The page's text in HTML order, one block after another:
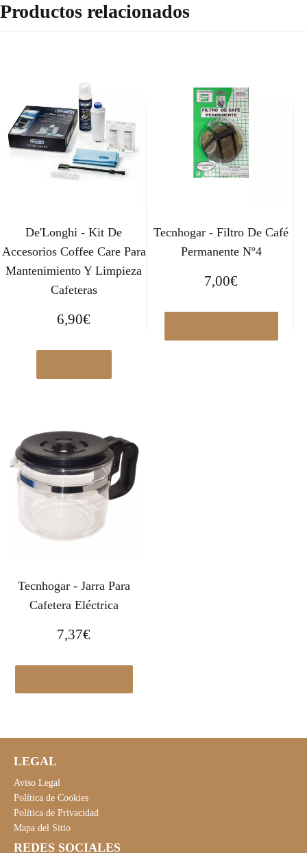
Productos relacionados
De'Longhi - Kit De
Accesorios Coffee Care Para
Mantenimiento Y Limpieza
Cafeteras
6,90€
Tecnhogar - Filtro De Café
Permanente Nº4
7,00€
Tecnhogar - Jarra Para
Cafetera Eléctrica
7,37€
LEGAL
Aviso Legal
Política de Cookies
Política de Privacidad
Mapa del Sitio
REDES SOCIALES